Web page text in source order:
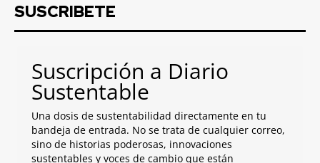
SUSCRIBETE
Suscripción a Diario
Sustentable
Una dosis de sustentabilidad directamente en tu
bandeja de entrada. No se trata de cualquier correo,
sino de historias poderosas, innovaciones
sustentables y voces de cambio que están